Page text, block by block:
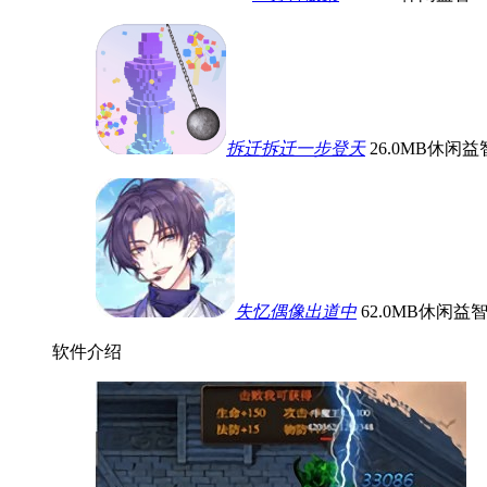
拆迁拆迁一步登天 26.0MB休闲益
失忆偶像出道中 62.0MB休闲益智
软件介绍